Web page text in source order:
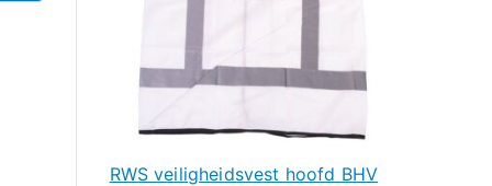
RWS veiligheidsvest hoofd BHV